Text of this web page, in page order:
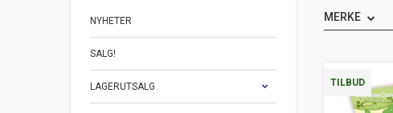
NYHETER
SALG!
LAGERUTSALG
MERKE
TILBUD